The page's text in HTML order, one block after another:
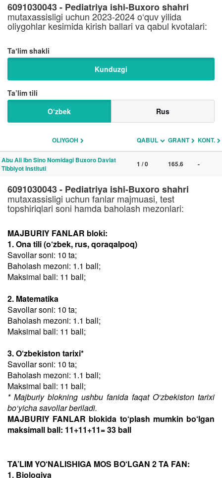
6091030043 - Pediatriya ishi-Buxoro shahri
mutaxassisligi uchun 2023-2024 o‘quv yilida
oliygohlar kesimida kirish ballari va qabul kvotalari:
Taʼlim shakli
Kunduzgi
Ta’lim tili
O‘zbek
Rus
OLIYGOH QABUL GRANT KONT.
Abu Ali Ibn Sino Nomidagi Buxoro Davlat
Tibbiyot Instituti
1 / 0 165.6 -
6091030043 - Pediatriya ishi-Buxoro shahri
mutaxassisligi uchun fanlar majmuasi, test
topshiriqlari soni hamda baholash mezonlari:
MAJBURIY FANLAR bloki:
1. Ona tili (o‘zbek, rus, qoraqalpoq)
Savollar soni: 10 ta;
Baholash mezoni: 1.1 ball;
Maksimal ball: 11 ball;
2. Matematika
Savollar soni: 10 ta;
Baholash mezoni: 1.1 ball;
Maksimal ball: 11 ball;
3. O‘zbekiston tarixi*
Savollar soni: 10 ta;
Baholash mezoni: 1.1 ball;
Maksimal ball: 11 ball;
* Majburiy blokning ushbu fanida faqat O‘zbekiston tarixi
bo‘yicha savollar beriladi.
MAJBURIY FANLAR blokida to‘plash mumkin bo‘lgan
maksimall ball: 11+11+11= 33 ball
TA’LIM YO‘NALISHIGA MOS BO‘LGAN 2 TA FAN:
1. Biologiya